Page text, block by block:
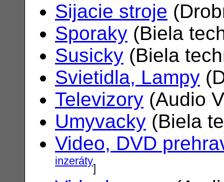
Sijacie stroje
Sporaky (Biela
Susicky (Biela
Svietidla, Lampy
Televizory (Audio
Umyvacky (Biela
Video, DVD
inzeráty]